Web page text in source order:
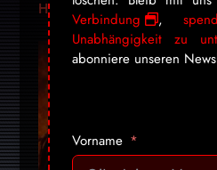
Here
Verbindung
,
Unabhängigkeit zu
abonniere unseren
Vorname